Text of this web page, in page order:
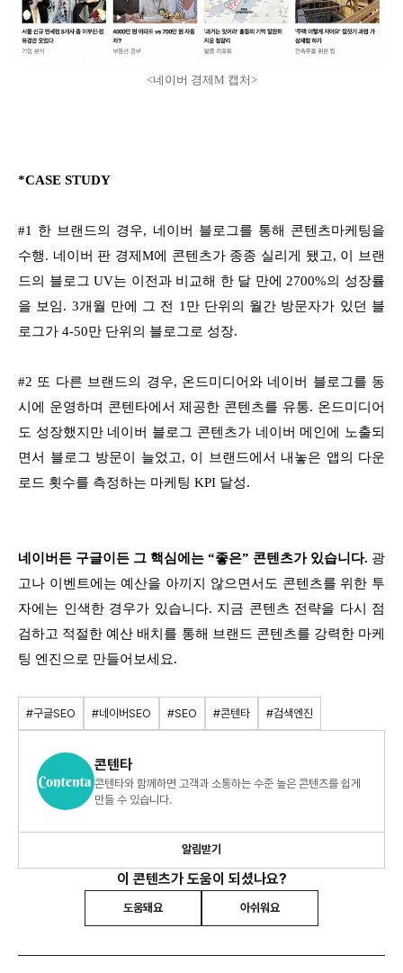
<네이버 경제M 캡처>
*CASE STUDY
#1 한 브랜드의 경우, 네이버 블로그를 통해 콘텐츠마케팅을
수행. 네이버 판 경제M에 콘텐츠가 종종 실리게 됐고, 이 브랜
드의 블로그 UV는 이전과 비교해 한 달 만에 2700%의 성장률
을 보임. 3개월 만에 그 전 1만 단위의 월간 방문자가 있던 블
로그가 4-50만 단위의 블로그로 성장.
#2 또 다른 브랜드의 경우, 온드미디어와 네이버 블로그를 동
시에 운영하며 콘텐타에서 제공한 콘텐츠를 유통. 온드미디어
도 성장했지만 네이버 블로그 콘텐츠가 네이버 메인에 노출되
면서 블로그 방문이 늘었고, 이 브랜드에서 내놓은 앱의 다운
로드 횟수를 측정하는 마케팅 KPI 달성.
네이버든 구글이든 그 핵심에는 “좋은” 콘텐츠가 있습니다. 광
고나 이벤트에는 예산을 아끼지 않으면서도 콘텐츠를 위한 투
자에는 인색한 경우가 있습니다. 지금 콘텐츠 전략을 다시 점
검하고 적절한 예산 배치를 통해 브랜드 콘텐츠를 강력한 마케
팅 엔진으로 만들어보세요.
#구글SEO #네이버SEO #SEO #콘텐타 #검색엔진
콘텐타
콘텐타와 함께하면 고객과 소통하는 수준 높은 콘텐츠를 쉽게
만들 수 있습니다.
알림받기
이 콘텐츠가 도움이 되셨나요?
도움돼요 아쉬워요